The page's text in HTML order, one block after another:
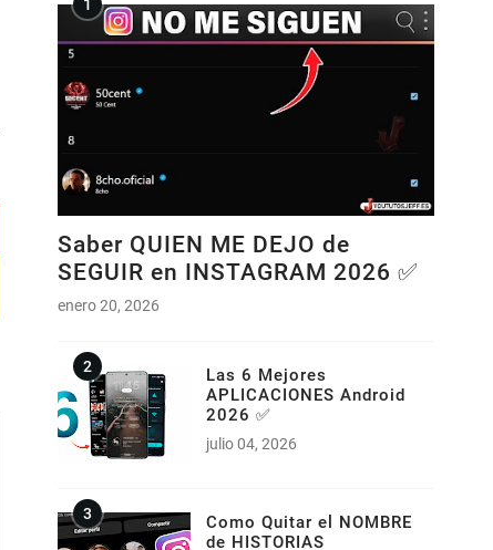
Saber QUIEN ME DEJO de
SEGUIR en INSTAGRAM 2026 ✅
enero 20, 2026
Las 6 Mejores
APLICACIONES Android
2026 ✅
julio 04, 2026
Como Quitar el NOMBRE
de HISTORIAS